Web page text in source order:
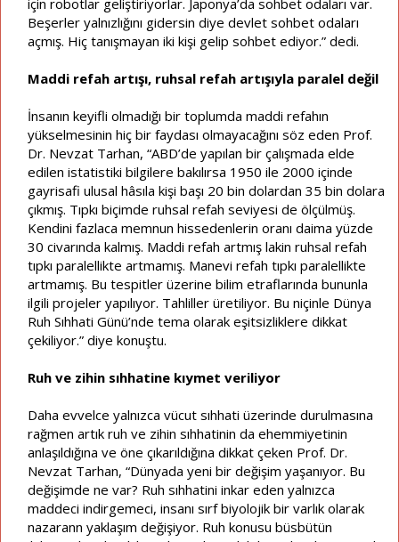
Beşerler yalnızlığını gidersin diye devlet sohbet odaları
açmış. Hiç tanışmayan iki kişi gelip sohbet ediyor.” dedi.
Maddi refah artışı, ruhsal refah artışıyla paralel değil
İnsanın keyifli olmadığı bir toplumda maddi refahın
yükselmesinin hiç bir faydası olmayacağını söz eden Prof.
Dr. Nevzat Tarhan, “ABD’de yapılan bir çalışmada elde
edilen istatistiki bilgilere bakılırsa 1950 ile 2000 içinde
gayrisafi ulusal hâsıla kişi başı 20 bin dolardan 35 bin dolara
çıkmış. Tıpkı biçimde ruhsal refah seviyesi de ölçülmüş.
Kendini fazlaca memnun hissedenlerin oranı daima yüzde
30 civarında kalmış. Maddi refah artmış lakin ruhsal refah
tıpkı paralellikte artmamış. Manevi refah tıpkı paralellikte
artmamış. Bu tespitler üzerine bilim etraflarında bununla
ilgili projeler yapılıyor. Tahliller üretiliyor. Bu niçinle Dünya
Ruh Sıhhati Günü’nde tema olarak eşitsizliklere dikkat
çekiliyor.” diye konuştu.
Ruh ve zihin sıhhatine kıymet veriliyor
Daha evvelce yalnızca vücut sıhhati üzerinde durulmasına
rağmen artık ruh ve zihin sıhhatinin da ehemmiyetinin
anlaşıldığına ve öne çıkarıldığına dikkat çeken Prof. Dr.
Nevzat Tarhan, “Dünyada yeni bir değişim yaşanıyor. Bu
değişimde ne var? Ruh sıhhatini inkar eden yalnızca
maddeci indirgemeci, insanı sırf biyolojik bir varlık olarak
nazarann yaklaşım değişiyor. Ruh konusu büsbütün